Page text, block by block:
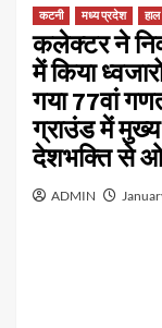
कटनी मध्य प्रदेश
कलेक्टर ने
में किया
गया 77वां
ग्राउंड में
देशभक्ति से
ADMIN